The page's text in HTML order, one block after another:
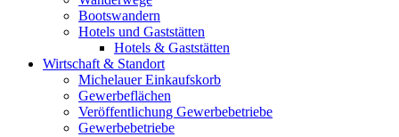
Bootswandern
Hotels und Gaststätten
Hotels & Gaststätten
Wirtschaft & Standort
Michelauer Einkaufskorb
Gewerbeflächen
Veröffentlichung Gewerbebetriebe
Gewerbebetriebe